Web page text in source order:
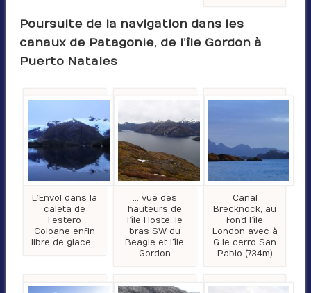
Poursuite de la navigation dans les
canaux de Patagonie, de l’île Gordon à
Puerto Natales
L’Envol dans la
caleta de
l’estero
Coloane enfin
libre de glace…
… vue des
hauteurs de
l’île Hoste, le
bras SW du
Beagle et l’île
Gordon
Canal
Brecknock, au
fond l’île
London avec à
G le cerro San
Pablo (734m)